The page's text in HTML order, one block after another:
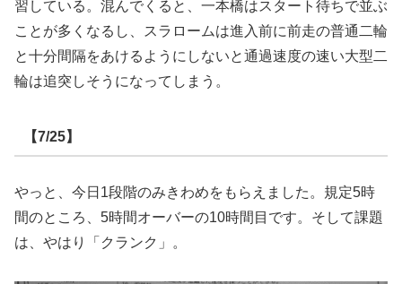
習している。混んでくると、一本橋はスタート待ちで並ぶ
ことが多くなるし、スラロームは進入前に前走の普通二輪
と十分間隔をあけるようにしないと通過速度の速い大型二
輪は追突しそうになってしまう。
【7/25】
やっと、今日1段階のみきわめをもらえました。規定5時
間のところ、5時間オーバーの10時間目です。そして課題
は、やはり「クランク」。